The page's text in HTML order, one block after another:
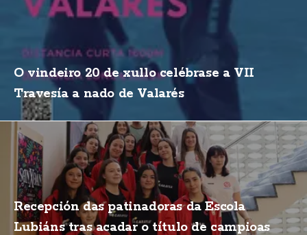
O vindeiro 20 de xullo celébrase a VII
Travesía a nado de Valarés
Recepción das patinadoras da Escola
Lubiáns tras acadar o título de campioas